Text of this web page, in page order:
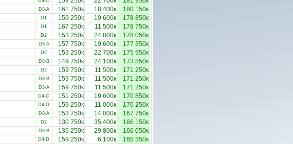
D3-A 161 750к 18 400к 180 150к
D1 159 250к 19 600к 178 850к
D1 167 250к 11 500к 178 750к
D2 153 250к 24 800к 178 050к
D3-A 157 750к 19 600к 177 350к
D2 153 250к 22 700к 175 950к
D3-B 149 750к 24 100к 173 850к
D2 159 750к 11 500к 171 250к
D3-B 159 750к 11 500к 171 250к
D3-A 159 750к 11 500к 171 250к
D4-C 151 250к 19 600к 170 850к
D4-D 159 250к 11 000к 170 250к
D3-A 153 750к 14 000к 167 750к
D2 130 750к 35 400к 166 150к
D3-B 136 250к 29 800к 166 050к
D4-D 159 250к 6 100к 165 350к